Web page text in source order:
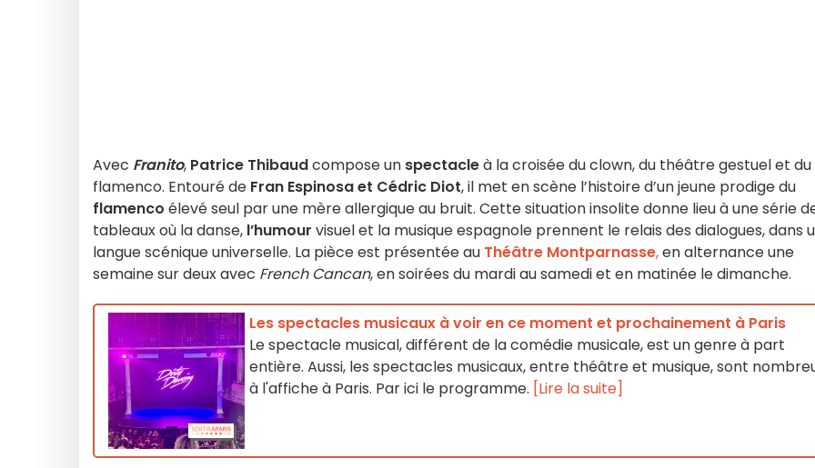
Avec Franito, Patrice Thibaudcompose un spectacleà la croisée du clown, du théâtre gestuel et du
flamenco. Entouré de Fran Espinosa et Cédric Diot, il met en scène l’histoire d’un jeune prodige du
flamenco élevé seul par une mère allergique au bruit. Cette situation insolite donne lieu à une série
tableaux où la danse, l’humour visuel et la musique espagnole prennent le relais des dialogues, dans
langue scénique universelle. La pièce est présentée au Théâtre Montparnasse,en alternance une
semaine sur deux avec French Cancan, en soirées du mardi au samedi et en matinée le dimanche.
Les spectacles musicaux à voir en ce moment et prochainement à Paris
Le spectacle musical, différent de la comédie musicale, est un genre à part
entière. Aussi, les spectacles musicaux, entre théâtre et musique, sont
à l'affiche à Paris. Par ici le programme. [Lire la suite]